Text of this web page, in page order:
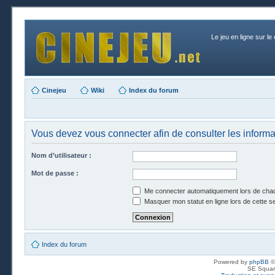
Le jeu en ligne sur le
Cinejeu Wiki Index du forum
Vous devez vous connecter afin de consulter les
Nom d’utilisateur :
Mot de passe :
Me connecter automatiquement lors de
Masquer mon statut en ligne lors de cette
Index du forum
Powered by phpBB
SE